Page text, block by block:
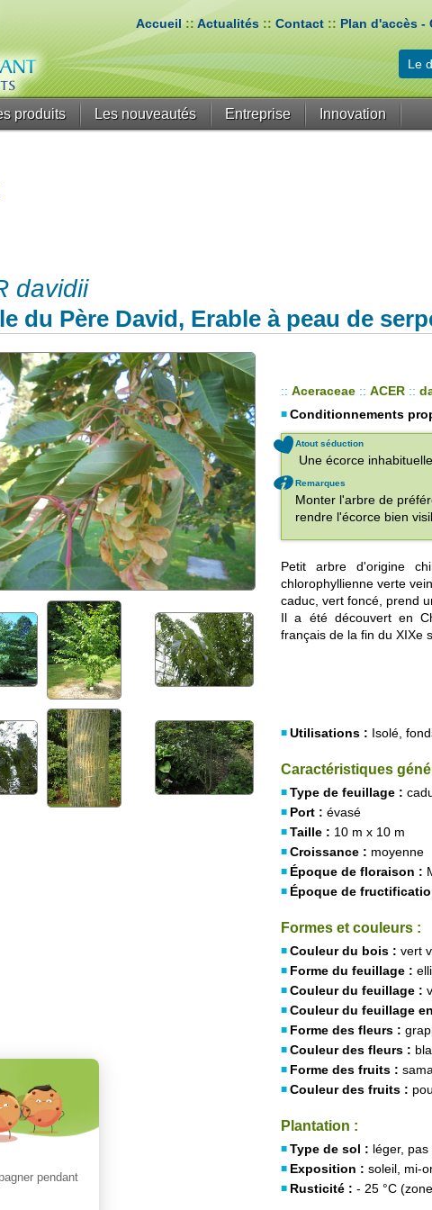
Accueil::Actualités :: Contact :: Plan d'accès -
Le
produits Les nouveautés Entreprise Innovation
davidii
du Père David, Erable à peau de
:: Aceraceae :: ACER ::
Conditionnements
Atout séduction
Une écorce
Remarques
Monter l'arbre de
rendre l'écorce bien
Petit arbre d'origine
chlorophyllienne verte
caduc, vert foncé, prend
Il a été découvert en
français de la fin du XIXe
Utilisations : Isolé,
Caractéristiques
Type de feuillage :
Port : évasé
Taille : 10 m x 10 m
Croissance : moyenne
Époque de floraison :
Époque de
Formes et couleurs :
Couleur du bois : vert
Forme du feuillage :
Couleur du feuillage :
Couleur du feuillage
Forme des fleurs :
Couleur des fleurs :
Forme des fruits :
Couleur des fruits :
Plantation :
Type de sol : léger,
Exposition : soleil, mi-
Rusticité : - 25 °C